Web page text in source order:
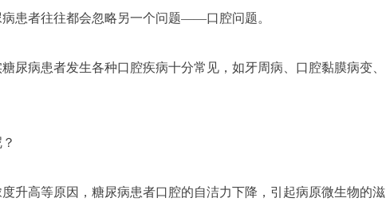
患者往往都会忽略另一个问题——口腔问题。
尿病患者发生各种口腔疾病十分常见，如牙周病、口腔黏膜病变、
升高等原因，糖尿病患者口腔的自洁力下降，引起病原微生物的滋